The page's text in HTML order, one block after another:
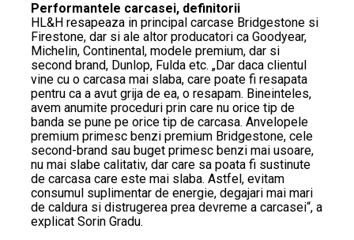
Performantele carcasei, definitorii
HL&H resapeaza in principal carcase Bridgestone si
Firestone, dar si ale altor producatori ca Goodyear,
Michelin, Continental, modele premium, dar si
second brand, Dunlop, Fulda etc. „Dar daca clientul
vine cu o carcasa mai slaba, care poate fi resapata
pentru ca a avut grija de ea, o resapam. Bineinteles,
avem anumite proceduri prin care nu orice tip de
banda se pune pe orice tip de carcasa. Anvelopele
premium primesc benzi premium Bridgestone, cele
second-brand sau buget primesc benzi mai usoare,
nu mai slabe calitativ, dar care sa poata fi sustinute
de carcasa care este mai slaba. Astfel, evitam
consumul suplimentar de energie, degajari mai mari
de caldura si distrugerea prea devreme a carcasei“, a
explicat Sorin Gradu.